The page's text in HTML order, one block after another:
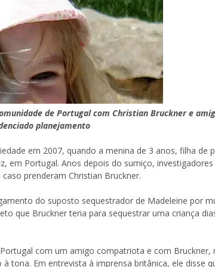
de Portugal com Christian Bruckner e
planejamento
em 2007, quando a menina de 3 anos, filha de
em Portugal. Anos depois do sumiço,
prenderam Christian Bruckner.
do suposto sequestrador de Madeleine por
que Bruckner teria para sequestrar uma criança
com um amigo compatriota e com Bruckner,
tona. Em entrevista à imprensa britânica, ele disse